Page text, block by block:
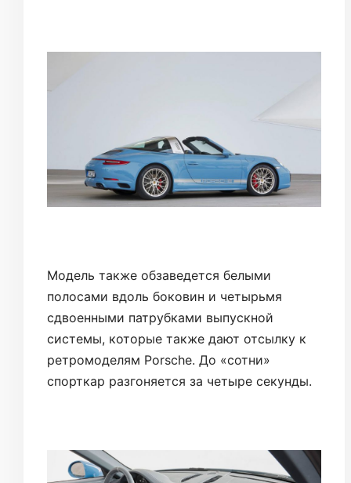
Модель также обзаведется белыми
полосами вдоль боковин и четырьмя
сдвоенными патрубками выпускной
системы, которые также дают отсылку к
ретромоделям Porsche. До «сотни»
спорткар разгоняется за четыре секунды.